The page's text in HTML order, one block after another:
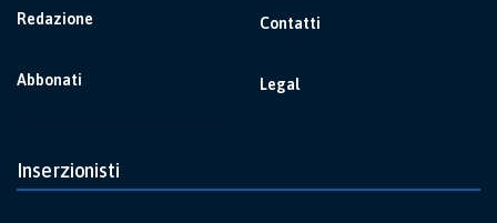
Redazione
Abbonati
Contatti
Legal
Inserzionisti